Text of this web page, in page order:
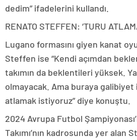
dedim” ifadelerini kullandı.
RENATO STEFFEN: ‘TURU
Lugano formasını giyen kanat
Steffen ise “Kendi açımdan
takımın da beklentileri yüksek.
olmayacak. Ama buraya
atlamak istiyoruz” diye konuştu.
2024 Avrupa Futbol
Takımı’nın kadrosunda yer alan